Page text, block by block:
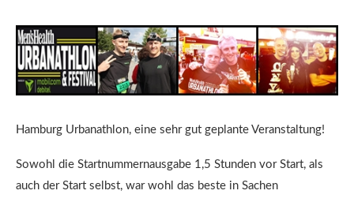
Hamburg Urbanathlon, eine sehr gut geplante Veranstaltung!
Sowohl die Startnummernausgabe 1,5 Stunden vor Start, als
auch der Start selbst, war wohl das beste in Sachen